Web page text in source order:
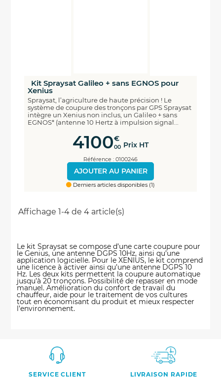
Kit Spraysat Galileo + sans EGNOS pour
Xenius
Spraysat, l’agriculture de haute précision ! Le
système de coupure des tronçons par GPS Spraysat
intègre un Xenius non inclus, un Galileo + sans
EGNOS* (antenne 10 Hertz à impulsion signal...
4100€
00 Prix HT
Référence : 0100246
AJOUTER AU PANIER
Derniers articles disponibles (1)
Affichage 1-4 de 4 article(s)
Le kit Spraysat se compose d’une carte coupure pour
le Genius, une antenne DGPS 10Hz, ainsi qu’une
application logicielle. Pour le XENIUS, le kit comprend
une licence à activer ainsi qu’une antenne DGPS 10
Hz. Les deux kits permettent la coupure automatique
jusqu’à 20 tronçons. Possibilité de repasser en mode
manuel. Amélioration du confort de travail du
chauffeur, aide pour le traitement de vos cultures
tout en économisant du produit et mieux respecter
l’environnement.
SERVICE CLIENT
LIVRAISON RAPIDE